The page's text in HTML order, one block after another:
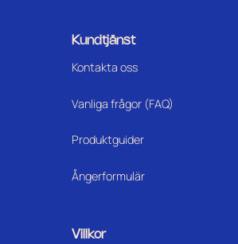
Kundtjänst
Kontakta oss
Vanliga frågor (FAQ)
Produktguider
Ångerformulär
Villkor